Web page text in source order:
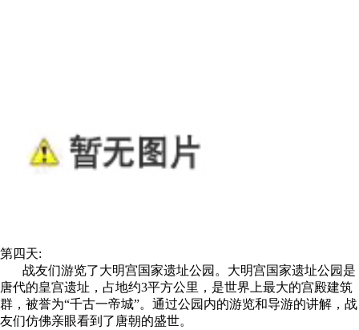
第四天:
战友们游览了大明宫国家遗址公园。大明宫国家遗址公园是
唐代的皇宫遗址，占地约3平方公里，是世界上最大的宫殿建筑
群，被誉为“千古一帝城”。通过公园内的游览和导游的讲解，战
友们仿佛亲眼看到了唐朝的盛世。